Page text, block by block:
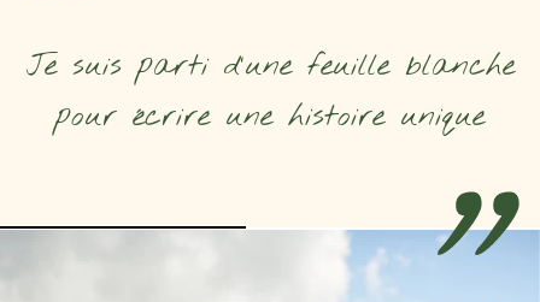
Je suis parti d’une feuille blanche
pour écrire une histoire unique